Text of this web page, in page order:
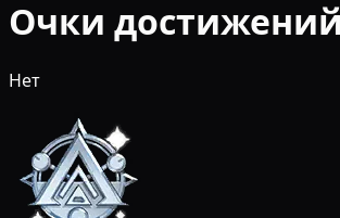
Очки достижений
Нет